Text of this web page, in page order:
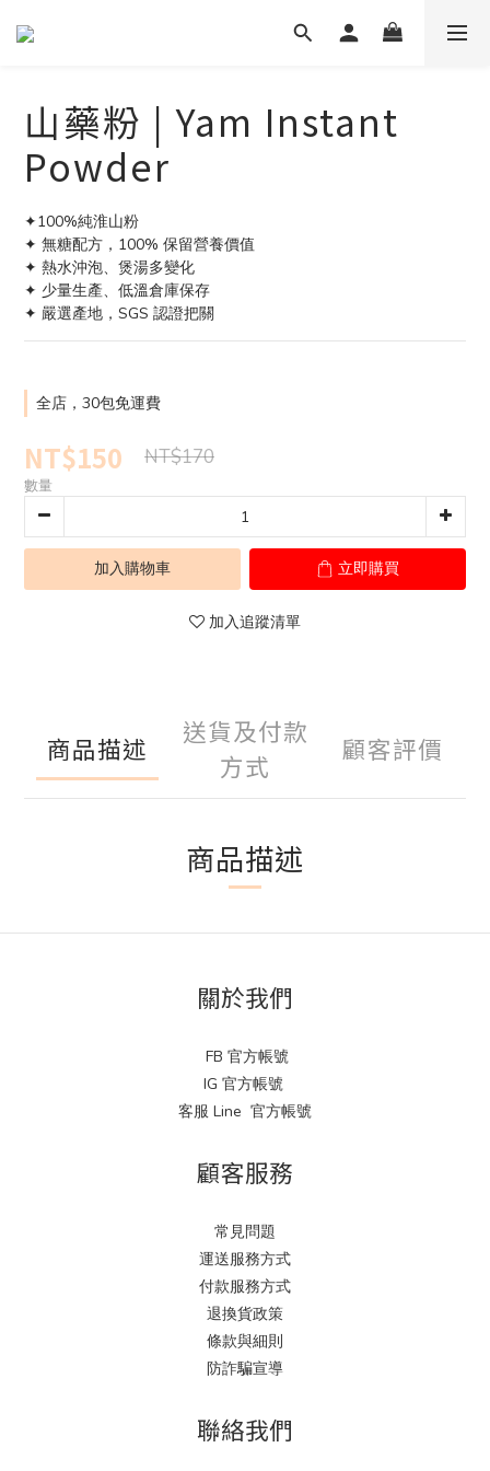
山藥粉 | Yam Instant
Powder
✦100%純淮山粉
✦ 無糖配方，100% 保留營養價值
✦ 熱水沖泡、煲湯多變化
✦ 少量生產、低溫倉庫保存
✦ 嚴選產地，SGS 認證把關
全店，30包免運費
NT$150 NT$170
數量
加入購物車 立即購買
加入追蹤清單
商品描述
送貨及付款
方式
顧客評價
商品描述
關於我們
FB 官方帳號
IG 官方帳號
客服 Line 官方帳號
顧客服務
常見問題
運送服務方式
付款服務方式
退換貨政策
條款與細則
防詐騙宣導
聯絡我們